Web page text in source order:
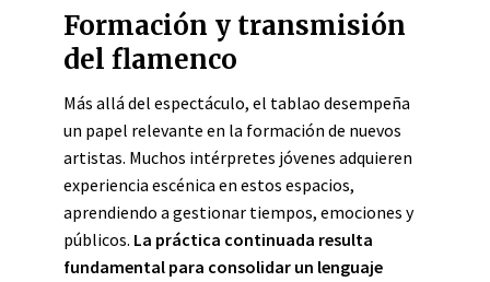
Formación y transmisión
del flamenco
Más allá del espectáculo, el tablao desempeña
un papel relevante en la formación de nuevos
artistas. Muchos intérpretes jóvenes adquieren
experiencia escénica en estos espacios,
aprendiendo a gestionar tiempos, emociones y
públicos. La práctica continuada resulta
fundamental para consolidar un lenguaje